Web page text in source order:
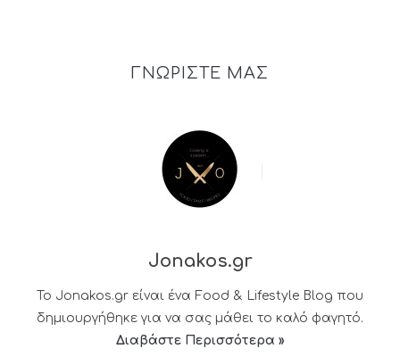
ΓΝΩΡΙΣΤΕ ΜΑΣ
Jonakos.gr
Το Jonakos.gr είναι ένα Food & Lifestyle Blog που
δημιουργήθηκε για να σας μάθει το καλό φαγητό.
Διαβάστε Περισσότερα »